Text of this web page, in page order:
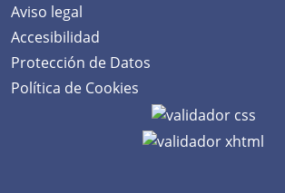
Aviso legal
Accesibilidad
Protección de Datos
Política de Cookies